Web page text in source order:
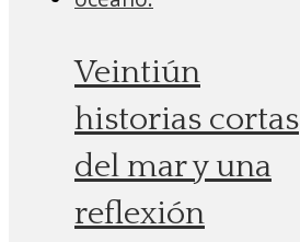
Veintiún
historias cortas
del mar y una
reflexión